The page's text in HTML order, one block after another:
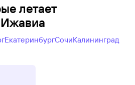
летает
ЕкатеринбургСочиКалининград